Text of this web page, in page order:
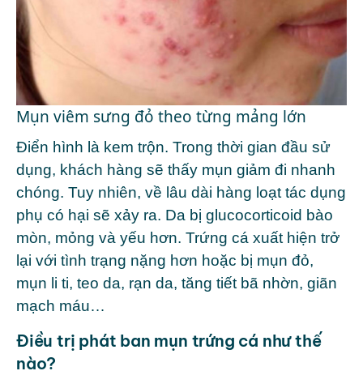
Mụn viêm sưng đỏ theo từng mảng lớn
Điển hình là kem trộn. Trong thời gian đầu sử
dụng, khách hàng sẽ thấy mụn giảm đi nhanh
chóng. Tuy nhiên, về lâu dài hàng loạt tác dụng
phụ có hại sẽ xảy ra. Da bị glucocorticoid bào
mòn, mỏng và yếu hơn. Trứng cá xuất hiện trở
lại với tình trạng nặng hơn hoặc bị mụn đỏ,
mụn li ti, teo da, rạn da, tăng tiết bã nhờn, giãn
mạch máu…
Điều trị phát ban mụn trứng cá như thế
nào?